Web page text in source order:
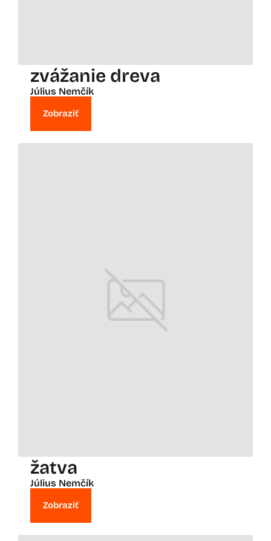
zvážanie dreva
Július Nemčík
Zobraziť
žatva
Július Nemčík
Zobraziť